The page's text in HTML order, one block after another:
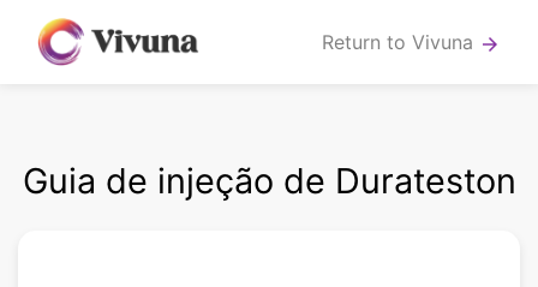
Return to Vivuna arrow_forward
Guia de injeção de Durateston